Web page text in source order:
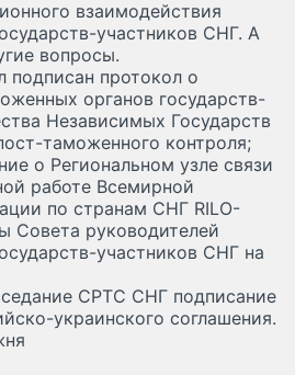
взаимодействия
участников СНГ. А
вопросы.
подписан протокол о
органов государств-
Независимых Государств
таможенного контроля;
о Региональном узле связи
работе Всемирной
по странам СНГ RILO-
Совета руководителей
участников СНГ на
СРТС СНГ подписание
украинского соглашения.